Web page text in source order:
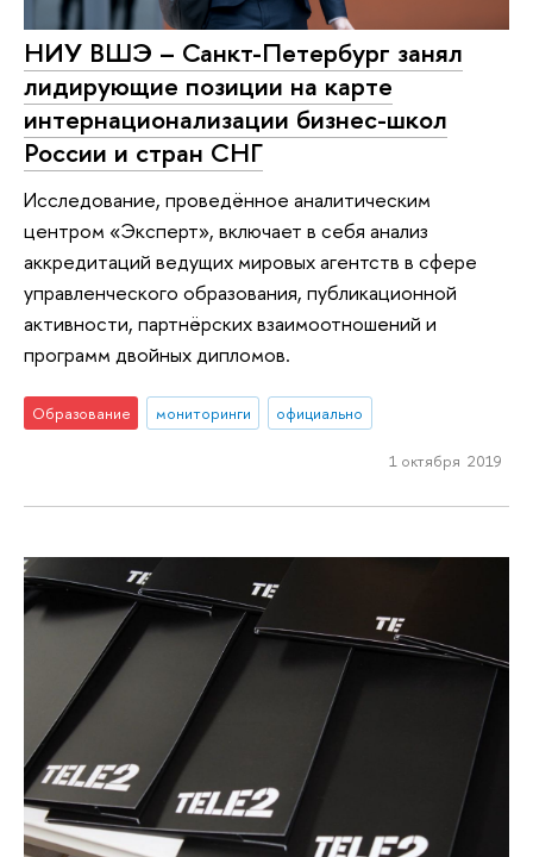
НИУ ВШЭ – Санкт-Петербург занял
лидирующие позиции на карте
интернационализации бизнес-школ
России и стран СНГ
Исследование, проведённое аналитическим
центром «Эксперт», включает в себя анализ
аккредитаций ведущих мировых агентств в сфере
управленческого образования, публикационной
активности, партнёрских взаимоотношений и
программ двойных дипломов.
Образование мониторинги официально
1 октября 2019